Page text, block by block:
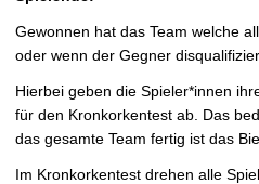
Gewonnen hat das Team welche
oder wenn der Gegner
Hierbei geben die Spieler*innen
für den Kronkorkentest ab. Das
das gesamte Team fertig ist das
Im Kronkorkentest drehen alle